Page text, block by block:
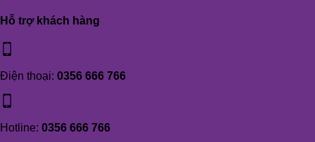
Hỗ trợ khách hàng
Điện thoại: 0356 666 766
Hotline: 0356 666 766